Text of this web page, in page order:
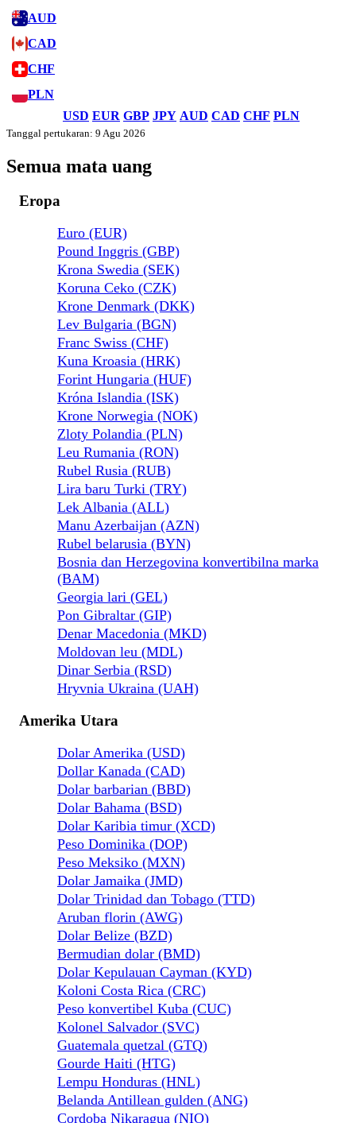
AUD
CAD
CHF
PLN
USD EUR GBP JPY AUD CAD CHF PLN
Tanggal pertukaran: 9 Agu 2026
Semua mata uang
Eropa
Euro (EUR)
Pound Inggris (GBP)
Krona Swedia (SEK)
Koruna Ceko (CZK)
Krone Denmark (DKK)
Lev Bulgaria (BGN)
Franc Swiss (CHF)
Kuna Kroasia (HRK)
Forint Hungaria (HUF)
Króna Islandia (ISK)
Krone Norwegia (NOK)
Zloty Polandia (PLN)
Leu Rumania (RON)
Rubel Rusia (RUB)
Lira baru Turki (TRY)
Lek Albania (ALL)
Manu Azerbaijan (AZN)
Rubel belarusia (BYN)
Bosnia dan Herzegovina konvertibilna marka
(BAM)
Georgia lari (GEL)
Pon Gibraltar (GIP)
Denar Macedonia (MKD)
Moldovan leu (MDL)
Dinar Serbia (RSD)
Hryvnia Ukraina (UAH)
Amerika Utara
Dolar Amerika (USD)
Dollar Kanada (CAD)
Dolar barbarian (BBD)
Dolar Bahama (BSD)
Dolar Karibia timur (XCD)
Peso Dominika (DOP)
Peso Meksiko (MXN)
Dolar Jamaika (JMD)
Dolar Trinidad dan Tobago (TTD)
Aruban florin (AWG)
Dolar Belize (BZD)
Bermudian dolar (BMD)
Dolar Kepulauan Cayman (KYD)
Koloni Costa Rica (CRC)
Peso konvertibel Kuba (CUC)
Kolonel Salvador (SVC)
Guatemala quetzal (GTQ)
Gourde Haiti (HTG)
Lempu Honduras (HNL)
Belanda Antillean gulden (ANG)
Cordoba Nikaragua (NIO)